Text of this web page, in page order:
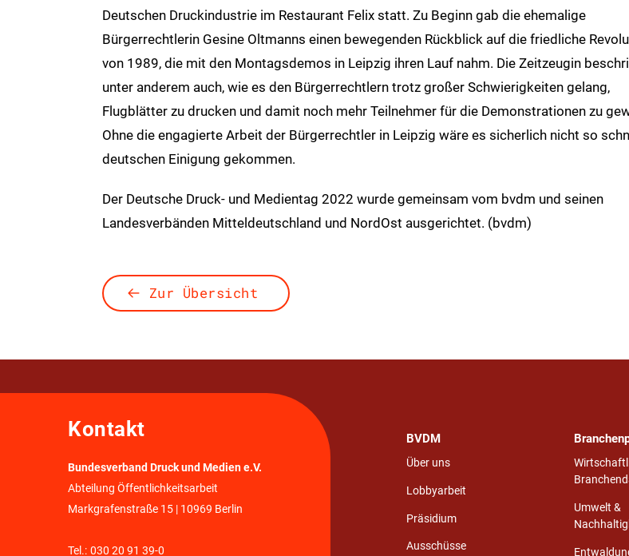
Deutschen Druckindustrie im Restaurant Felix statt. Zu Beginn gab die ehemalige
Bürgerrechtlerin Gesine Oltmanns einen bewegenden Rückblick auf die friedliche
von 1989, die mit den Montagsdemos in Leipzig ihren Lauf nahm. Die Zeitzeugin
unter anderem auch, wie es den Bürgerrechtlern trotz großer Schwierigkeiten gelang,
Flugblätter zu drucken und damit noch mehr Teilnehmer für die Demonstrationen zu
Ohne die engagierte Arbeit der Bürgerrechtler in Leipzig wäre es sicherlich nicht so
deutschen Einigung gekommen.
Der Deutsche Druck- und Medientag 2022 wurde gemeinsam vom bvdm und seinen
Landesverbänden Mitteldeutschland und NordOst ausgerichtet. (bvdm)
Zur Übersicht
Kontakt
Bundesverband Druck und Medien e.V.
Abteilung Öffentlichkeitsarbeit
Markgrafenstraße 15 | 10969 Berlin
Tel.: 030 20 91 39-0
BVDM
Über uns
Lobbyarbeit
Präsidium
Ausschüsse
Umwelt &